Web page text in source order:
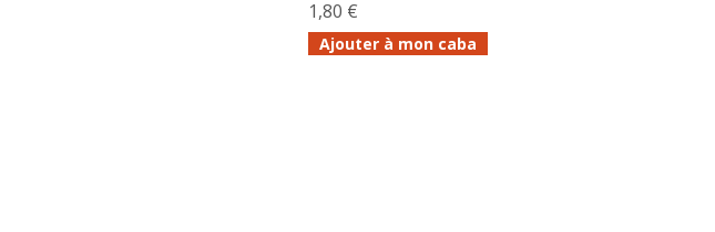
1,80 €
Ajouter à mon caba